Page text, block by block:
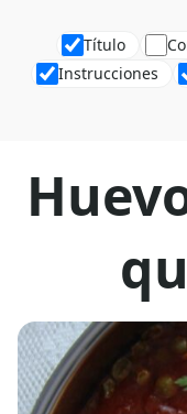
Título
Instrucciones